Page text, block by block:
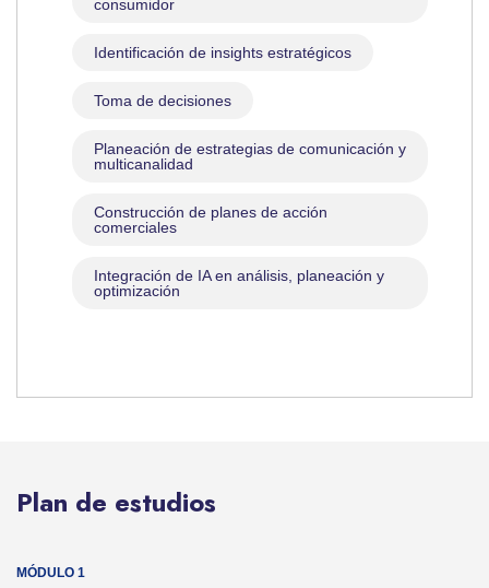
consumidor
Identificación de insights estratégicos
Toma de decisiones
Planeación de estrategias de comunicación y
multicanalidad
Construcción de planes de acción
comerciales
Integración de IA en análisis, planeación y
optimización
Plan de estudios